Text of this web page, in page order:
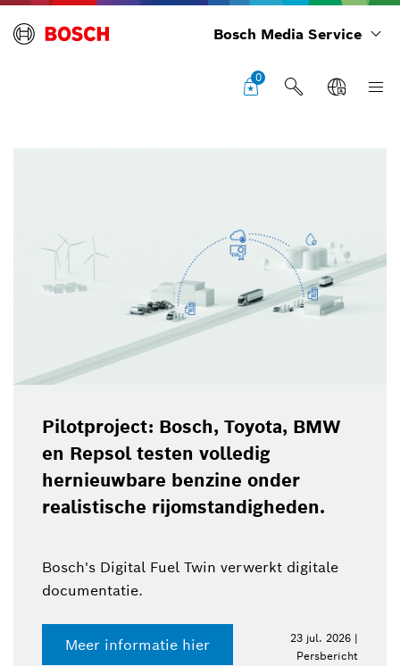
Bosch Media Service
0
Pilotproject: Bosch, Toyota, BMW
en Repsol testen volledig
hernieuwbare benzine onder
realistische rijomstandigheden.
Bosch's Digital Fuel Twin verwerkt digitale
documentatie.
Meer informatie hier
23 jul. 2026 |
Persbericht